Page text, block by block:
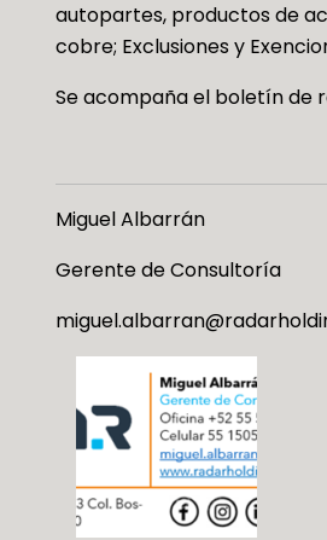
autopartes, productos de
cobre; Exclusiones y
Se acompaña el boletín de
Miguel Albarrán
Gerente de Consultoría